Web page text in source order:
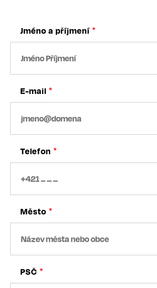
Jméno a příjmení
E-mail
Telefon
Město
PSČ